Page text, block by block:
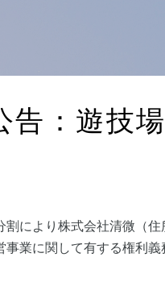
告：遊技
割により株式会社清微（
事業に関して有する権利義